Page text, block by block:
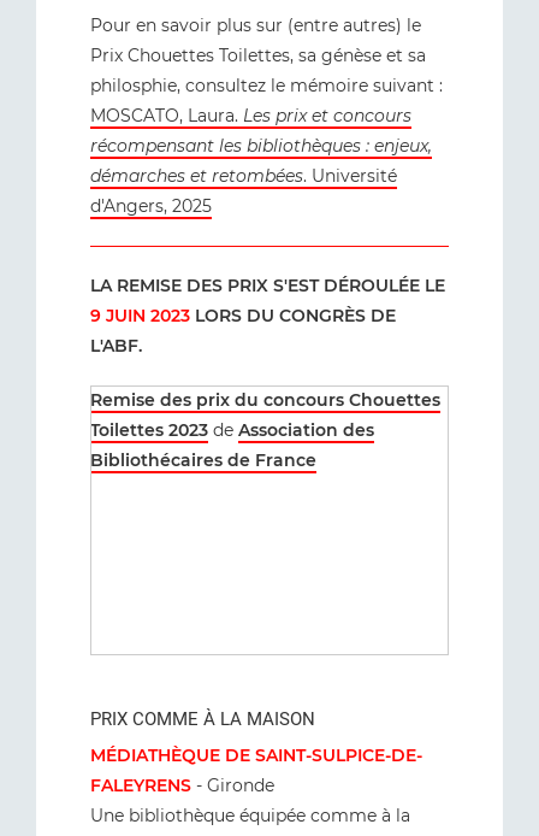
Pour en savoir plus sur (entre autres) le
Prix Chouettes Toilettes, sa génèse et sa
philosphie, consultez le mémoire suivant :
MOSCATO, Laura. Les prix et concours
récompensant les bibliothèques : enjeux,
démarches et retombées. Université
d'Angers, 2025
LA REMISE DES PRIX S'EST DÉROULÉE LE
9 JUIN 2023 LORS DU CONGRÈS DE
L'ABF.
Remise des prix du concours Chouettes
Toilettes 2023 de Association des
Bibliothécaires de France
PRIX COMME À LA MAISON
MÉDIATHÈQUE DE SAINT-SULPICE-DE-
FALEYRENS - Gironde
Une bibliothèque équipée comme à la